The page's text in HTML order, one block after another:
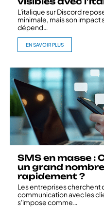
L'italique sur Discord
minimale, mais son impact
dépend
EN SAVOIR PLUS
SMS en masse :
un grand
rapidement ?
Les entreprises cherchent
communication avec les
s'impose comme